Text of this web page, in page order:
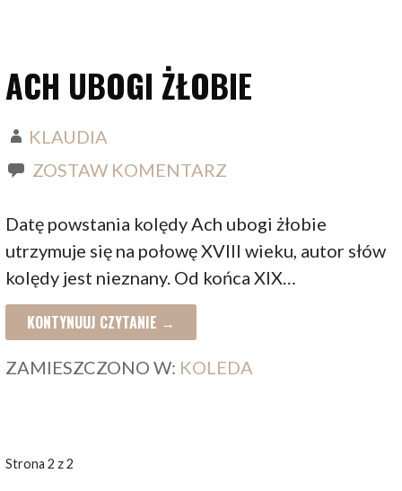
ACH UBOGI ŻŁOBIE
KLAUDIA
ZOSTAW KOMENTARZ
Datę powstania kolędy Ach ubogi żłobie
utrzymuje się na połowę XVIII wieku, autor słów
kolędy jest nieznany. Od końca XIX…
KONTYNUUJ CZYTANIE →
ZAMIESZCZONO W: KOLEDA
WPIS
Strona 2 z 2